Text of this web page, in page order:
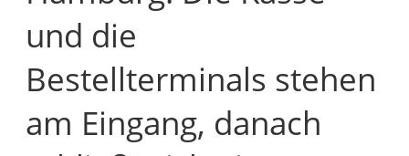
und die
Bestellterminals stehen
am Eingang, danach